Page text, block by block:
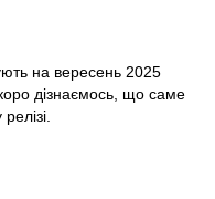
на вересень 2025
дізнаємось, що саме